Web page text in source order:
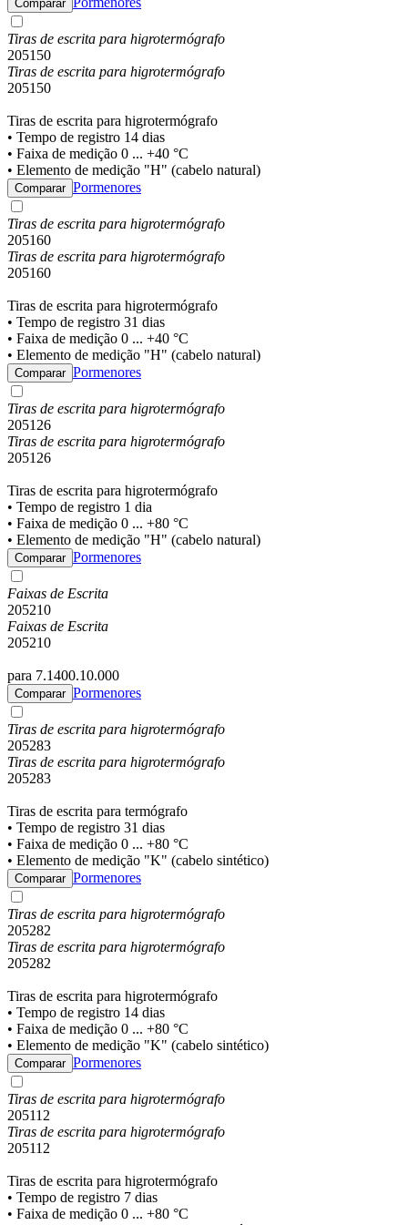
Comparar
Tiras de escrita para higrotermógrafo
205150
Tiras de escrita para higrotermógrafo
205150
Tiras de escrita para higrotermógrafo
• Tempo de registro 14 dias
• Faixa de medição 0 ... +40 °C
• Elemento de medição "H" (cabelo natural)
Comparar Pormenores
Tiras de escrita para higrotermógrafo
205160
Tiras de escrita para higrotermógrafo
205160
Tiras de escrita para higrotermógrafo
• Tempo de registro 31 dias
• Faixa de medição 0 ... +40 °C
• Elemento de medição "H" (cabelo natural)
Comparar Pormenores
Tiras de escrita para higrotermógrafo
205126
Tiras de escrita para higrotermógrafo
205126
Tiras de escrita para higrotermógrafo
• Tempo de registro 1 dia
• Faixa de medição 0 ... +80 °C
• Elemento de medição "H" (cabelo natural)
Comparar Pormenores
Faixas de Escrita
205210
Faixas de Escrita
205210
para 7.1400.10.000
Comparar Pormenores
Tiras de escrita para higrotermógrafo
205283
Tiras de escrita para higrotermógrafo
205283
Tiras de escrita para termógrafo
• Tempo de registro 31 dias
• Faixa de medição 0 ... +80 °C
• Elemento de medição "K" (cabelo sintético)
Comparar Pormenores
Tiras de escrita para higrotermógrafo
205282
Tiras de escrita para higrotermógrafo
205282
Tiras de escrita para higrotermógrafo
• Tempo de registro 14 dias
• Faixa de medição 0 ... +80 °C
• Elemento de medição "K" (cabelo sintético)
Comparar Pormenores
Tiras de escrita para higrotermógrafo
205112
Tiras de escrita para higrotermógrafo
205112
Tiras de escrita para higrotermógrafo
• Tempo de registro 7 dias
• Faixa de medição 0 ... +80 °C